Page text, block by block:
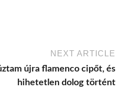
NEXT ARTICLE
újra flamenco cipőt, és
hihetetlen dolog történt